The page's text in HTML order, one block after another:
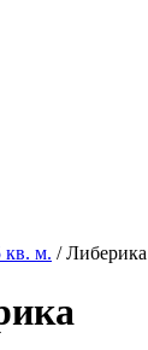
кв. м. / Либерика